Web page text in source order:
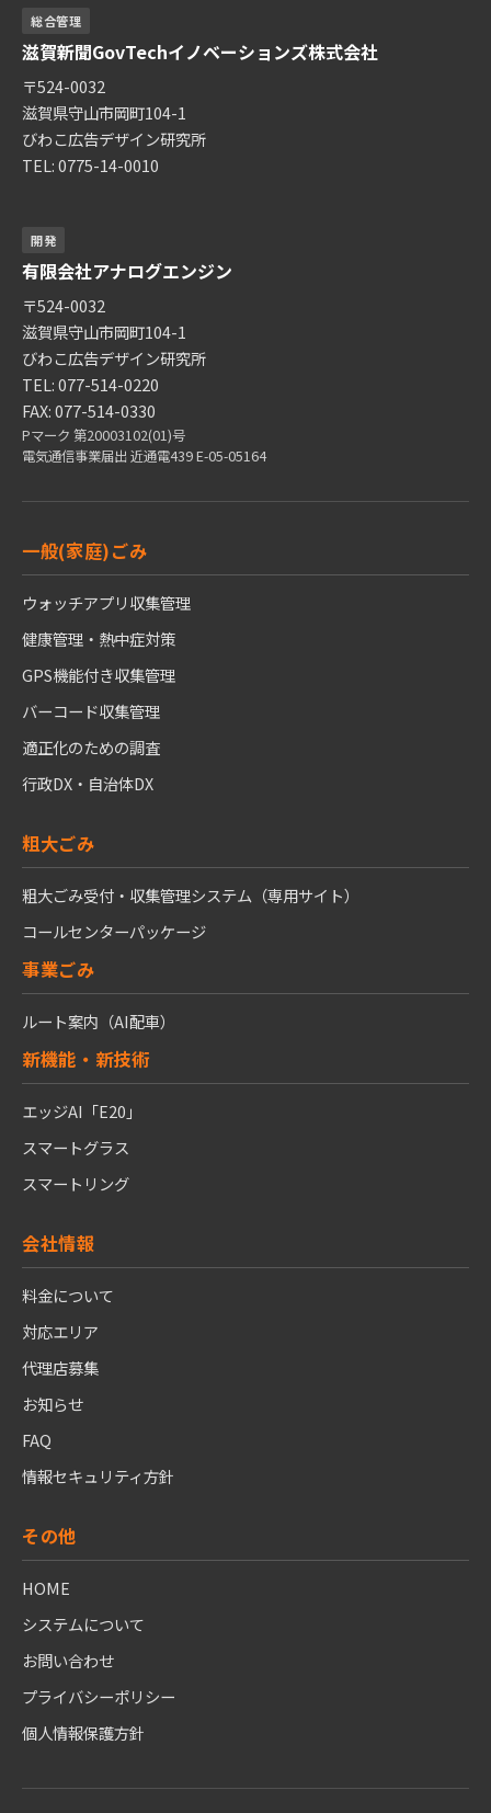
総合管理
滋賀新聞GovTechイノベーションズ株式会社
〒524-0032
滋賀県守山市岡町104-1
びわこ広告デザイン研究所
TEL: 0775-14-0010
開発
有限会社アナログエンジン
〒524-0032
滋賀県守山市岡町104-1
びわこ広告デザイン研究所
TEL: 077-514-0220
FAX: 077-514-0330
Pマーク 第20003102(01)号
電気通信事業届出 近通電439 E-05-05164
一般(家庭)ごみ
ウォッチアプリ収集管理
健康管理・熱中症対策
GPS機能付き収集管理
バーコード収集管理
適正化のための調査
行政DX・自治体DX
粗大ごみ
粗大ごみ受付・収集管理システム（専用サイト）
コールセンターパッケージ
事業ごみ
ルート案内（AI配車）
新機能・新技術
エッジAI「E20」
スマートグラス
スマートリング
会社情報
料金について
対応エリア
代理店募集
お知らせ
FAQ
情報セキュリティ方針
その他
HOME
システムについて
お問い合わせ
プライバシーポリシー
個人情報保護方針